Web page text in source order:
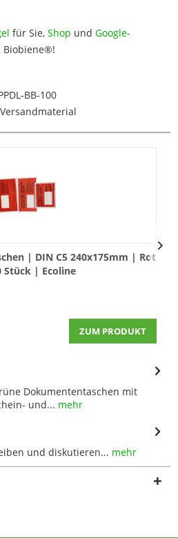
für Sie, Shop und Google-
Biobiene®!
BB-100
| DIN C5 240x175mm | Rot
Stück | Ecoline
ZUM PRODUKT
Dokumententaschen mit
und... mehr
und diskutieren... mehr